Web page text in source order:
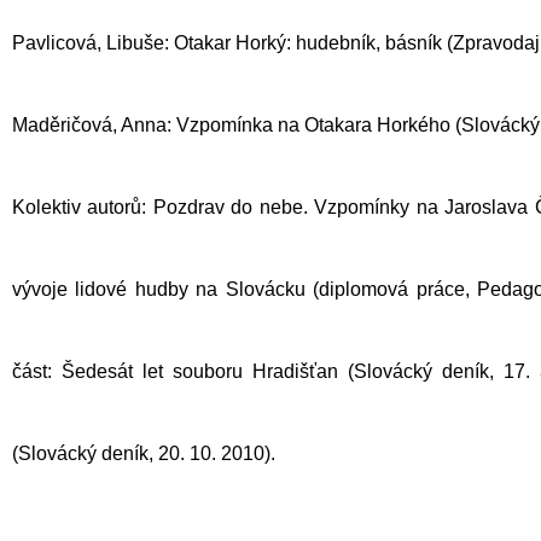
Pavlicová, Libuše: Otakar Horký: hudebník, básník
Maděričová, Anna: Vzpomínka na Otakara Horkého
Kolektiv autorů: Pozdrav do nebe. Vzpomínky na
vývoje lidové hudby na Slovácku (diplomová práce,
část: Šedesát let souboru Hradišťan (Slovácký deník,
(Slovácký deník, 20. 10. 2010).